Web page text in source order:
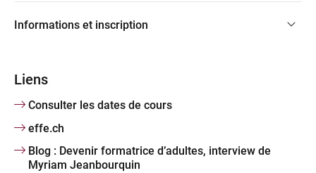
Informations et inscription
Liens
Consulter les dates de cours
effe.ch
Blog : Devenir formatrice d’adultes, interview de
Myriam Jeanbourquin